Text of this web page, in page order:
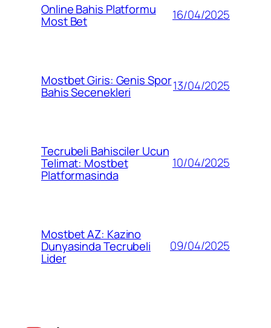
Online Bahis Platformu
Most Bet 16/04/2025
Mostbet Giris: Genis Spor
Bahis Secenekleri 13/04/2025
Tecrubeli Bahisciler Ucun
Telimat: Mostbet
Platformasinda
10/04/2025
Mostbet AZ: Kazino
Dunyasinda Tecrubeli
Lider
09/04/2025